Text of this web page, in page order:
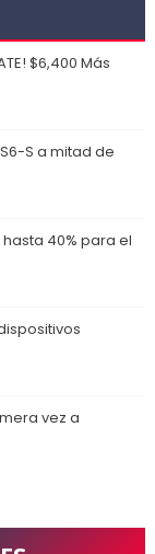
$6,400 Más
S a mitad de
hasta 40% para el
vez a